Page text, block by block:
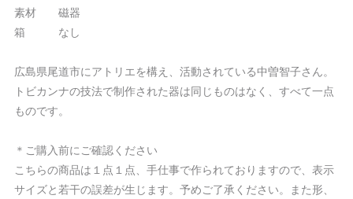
素材 磁器
箱 なし
広島県尾道市にアトリエを構え、活動されている中曽智子さん。
トビカンナの技法で制作された器は同じものはなく、すべて一点
ものです。
＊ご購入前にご確認ください
こちらの商品は１点１点、手仕事で作られておりますので、表示
サイズと若干の誤差が生じます。予めご了承ください。また形、